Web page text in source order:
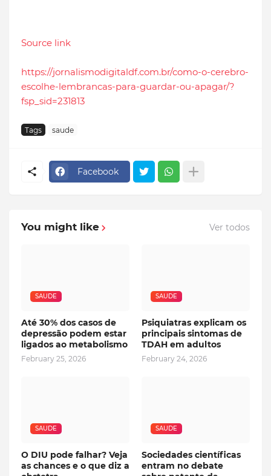
Source link
https://jornalismodigitaldf.com.br/como-o-cerebro-
escolhe-lembrancas-para-guardar-ou-apagar/?
fsp_sid=231813
Tags saude
Facebook
You might like Ver todos
SAUDE
Até 30% dos casos de
depressão podem estar
ligados ao metabolismo
February 25, 2026
SAUDE
Psiquiatras explicam os
principais sintomas de
TDAH em adultos
February 24, 2026
SAUDE
O DIU pode falhar? Veja
as chances e o que diz a
SAUDE
Sociedades científicas
entram no debate